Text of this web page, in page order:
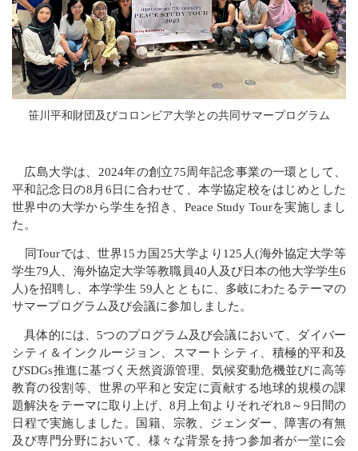
笹川平和財団及びコロンビア大学との共同サマープログラム
広島大学は、2024年の創立75周年記念事業の一環として、
平和記念日の8月6日に合わせて、本学協定校をはじめとした
世界中の大学から学生を招き、Peace Study Tourを実施しまし
た。
同Tourでは、世界15カ国25大学より125人(海外協定大学等
学生79人、海外協定大学等教職員40人及び日本の他大学学生6
人)を招聘し、本学学生 59人とともに、多岐にわたるテーマの
サマープログラム及び会議に参加しました。
具体的には、5つのプログラム及び会議において、ダイバー
シティ＆インクルージョン、スマートシティ、積極的平和及
びSDGs推進に基づく天然資源管理、気候変動危機並びに高等
教育の役割等、世界の平和と安定に貢献する地球的規模の課
題解決をテーマに取り上げ、8月上旬よりそれぞれ8～9日間の
日程で実施しました。国籍、宗教、ジェンダー、障害の有無
及び専門分野において、様々な背景を持つ参加者が一堂に会